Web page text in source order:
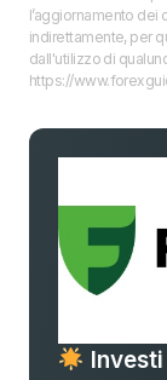
l’aggiornamento
indirettamente, per
dall'utilizzo di
https://